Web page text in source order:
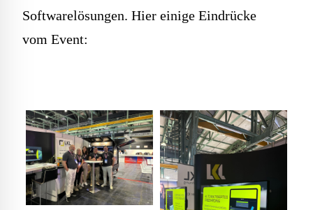
Softwarelösungen. Hier einige Eindrücke
vom Event: